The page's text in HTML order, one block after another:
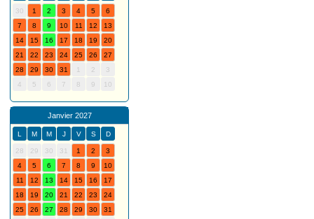
30 1 2 3 4 5
6
7
8 9 10 11 12
13
14
15 16 17 18 19
20
21
22 23 24 25 26
27
28
29 30 31 1 2
3
4
5 6 7 8 9 10
Janvier 2027
L M M J V S D
28 29 30 31 1 2
3
4
5 6 7 8 9
10
11
12 13 14 15 16
17
18
19 20 21 22 23
24
25
26 27 28 29 30
31